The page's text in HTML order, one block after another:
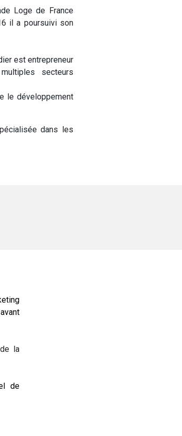
Loge de France
il a poursuivi son
est entrepreneur
secteurs
le développement
dans les
la
de